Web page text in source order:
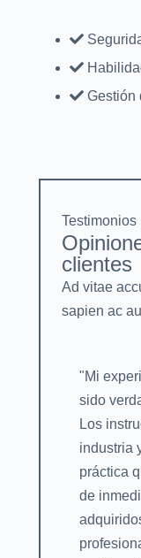
Gestión
Testimonios
clientes
Ad vitae
sapien ac
"Mi
sido
Los
industria
práctica
de